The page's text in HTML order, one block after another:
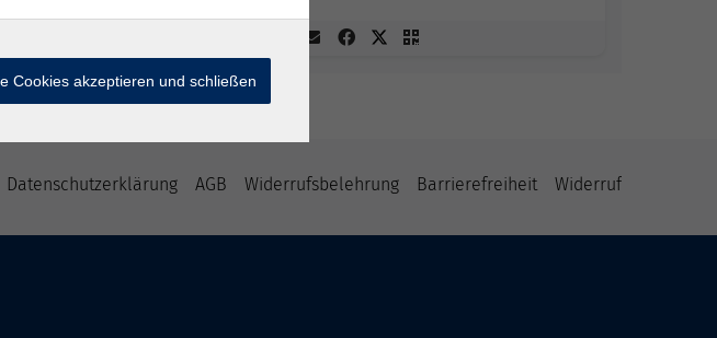
Datenschutzerklärung AGB Widerrufsbelehrung Barrierefreiheit Widerruf
Cookies akzeptieren und schließen